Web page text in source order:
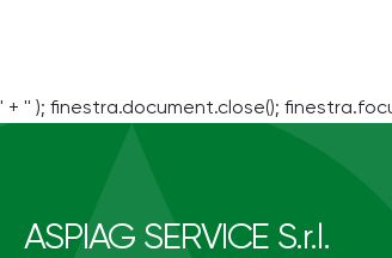
' + '' ); finestra.document.close();
ASPIAG SERVICE S.r.l.